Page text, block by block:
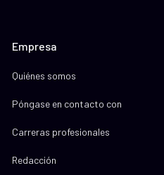
Empresa
Quiénes somos
Póngase en contacto con
Carreras profesionales
Redacción